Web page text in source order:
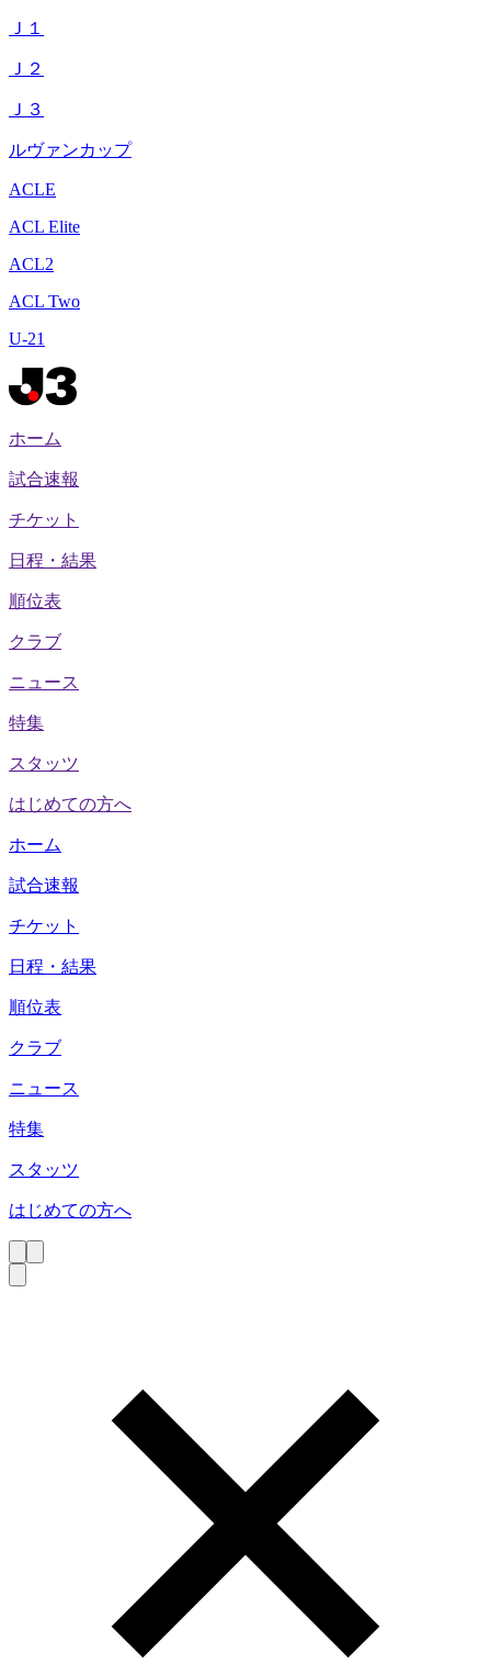
Ｊ１
Ｊ２
Ｊ３
ルヴァンカップ
ACLE
ACL Elite
ACL2
ACL Two
U-21
ホーム
試合速報
チケット
日程・結果
順位表
クラブ
ニュース
特集
スタッツ
はじめての方へ
ホーム
試合速報
チケット
日程・結果
順位表
クラブ
ニュース
特集
スタッツ
はじめての方へ